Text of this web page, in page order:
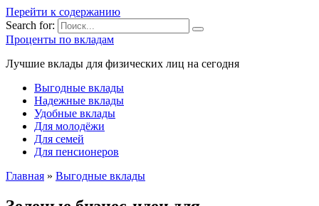
Перейти к содержанию
Search for:
Проценты по вкладам
Лучшие вклады для физических лиц на сегодня
Выгодные вклады
Надежные вклады
Удобные вклады
Для молодёжи
Для семей
Для пенсионеров
Главная » Выгодные вклады